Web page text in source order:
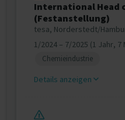
International Head
(Festanstellung)
tesa, Norderstedt/
1/2024 – 7/2025 (1 Jahr, 7
Chemieindustrie
Details anzeigen